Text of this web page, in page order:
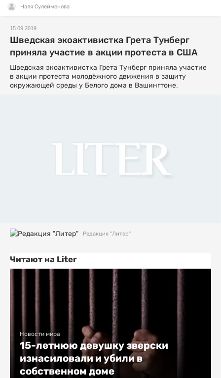
Нэля Сулейменова
15.09.2019
Шведская экоактивистка Грета Тунберг
приняла участие в акции протеста в США
Шведская экоактивистка Грета Тунберг приняла участие
в акции протеста молодёжного движения в защиту
окружающей среды у Белого дома в Вашингтоне.
Редакция "Литер"
Читают на Liter
Новости мира
15-летнюю девушку зверски
изнасиловали и убили в
собственном доме